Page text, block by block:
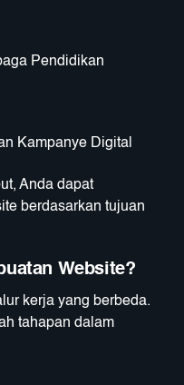
Pendidikan
Kampanye Digital
Anda dapat
berdasarkan tujuan
Website?
kerja yang berbeda.
tahapan dalam